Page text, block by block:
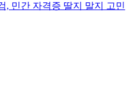
, 민간 자격증 딸지 말지 고민